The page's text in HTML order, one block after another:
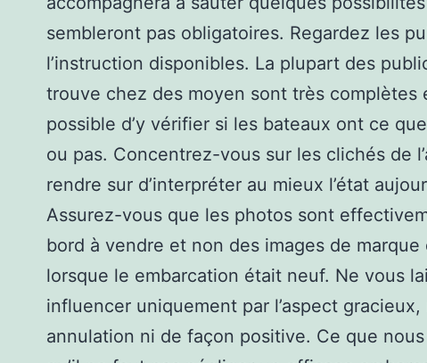
sembleront pas obligatoires. Regardez les
l’instruction disponibles. La plupart des
trouve chez des moyen sont très complètes
possible d’y vérifier si les bateaux ont ce
ou pas. Concentrez-vous sur les clichés de
rendre sur d’interpréter au mieux l’état
Assurez-vous que les photos sont
bord à vendre et non des images de marque
lorsque le embarcation était neuf. Ne vous
influencer uniquement par l’aspect
annulation ni de façon positive. Ce que